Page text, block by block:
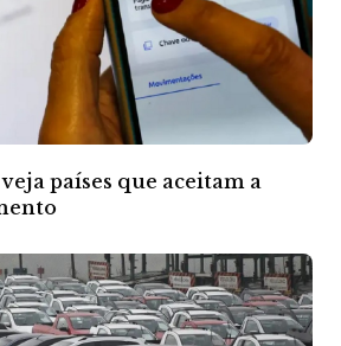
países que aceitam a